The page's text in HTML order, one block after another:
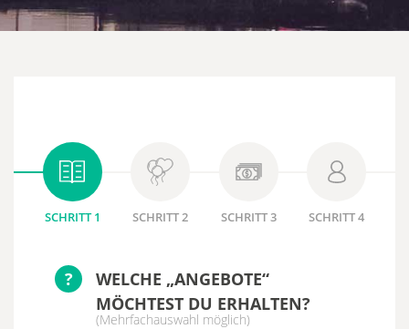
SCHRITT 1 SCHRITT 2 SCHRITT 3 SCHRITT 4
?
WELCHE „ANGEBOTE“
MÖCHTEST DU ERHALTEN?
(Mehrfachauswahl möglich)